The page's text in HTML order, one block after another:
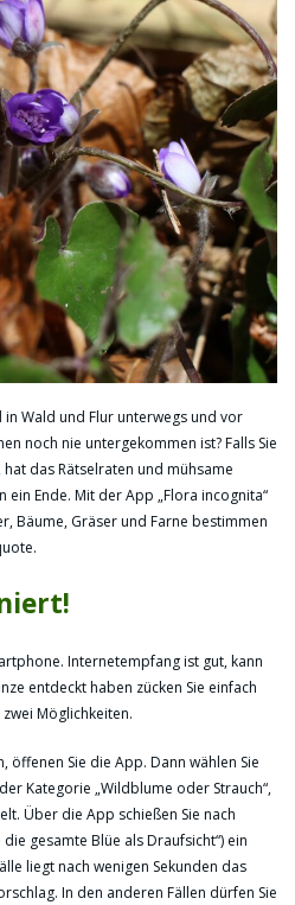
in Wald und Flur unterwegs und vor
noch nie untergekommen ist? Falls Sie
das Rätselraten und mühsame
ein Ende. Mit der App „Flora incognita“
Bäume, Gräser und Farne bestimmen
Internetempfang ist gut, kann
entdeckt haben zücken Sie einfach
Möglichkeiten.
öffenen Sie die App. Dann wählen Sie
Kategorie „Wildblume oder Strauch“,
Über die App schießen Sie nach
gesamte Blüe als Draufsicht“) ein
liegt nach wenigen Sekunden das
In den anderen Fällen dürfen Sie